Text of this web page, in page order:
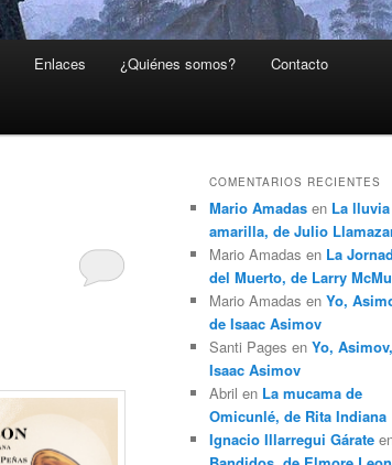
Enlaces ¿Quiénes somos? Contacto
COMENTARIOS RECIENTES
Mario Amadas en La lluvia
amarilla, de Julio
Mario Amadas en La
del Muerto, de Larry
Mario Amadas en Yo,
de Isaac Asimov
Santi Pages en Yo,
Isaac Asimov
Abril en La mucama de
Omicunlé, de Rita Indiana
Ignacio Illarregui Gárate